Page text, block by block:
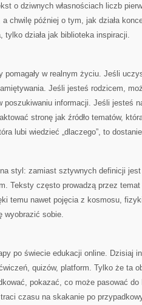
o dziwnych własnościach liczb
chwilę później o tym, jak działa
tylko działa jak biblioteka inspiracji.
pomagały w realnym życiu. Jeśli
Jeśli jesteś rodzicem,
poszukiwaniu informacji. Jeśli jesteś
stronę jak źródło tematów,
lubi wiedzieć „dlaczego”, to
styl: zamiast sztywnych definicji
Teksty często prowadzą przez
temu nawet pojęcia z kosmosu,
wyobrazić sobie.
po świecie edukacji online. Dzisiaj
quizów, platform. Tylko że ta
pokazać, co może pasować
czasu na skakanie po